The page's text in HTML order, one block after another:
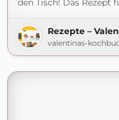
den Tisch! Das Rezept
Rezepte –
valentinas-